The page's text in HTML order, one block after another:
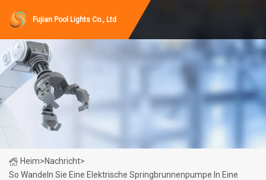
Fujian Pool Lights Co., Ltd
Heim>Nachricht>
So Wandeln Sie Eine Elektrische Springbrunnenpumpe In Eine